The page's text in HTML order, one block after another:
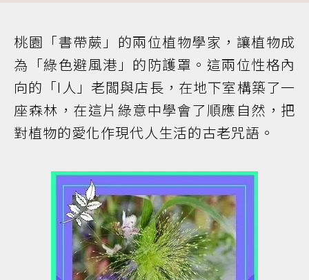
桃園「書帶蕨」的兩位植物學家，讓植物成
為「綠色避風港」的防護罩。這兩位性格內
向的「I人」老闆與店長，在地下室構築了一
座森林，在這片綠意中學會了順應自然，把
對植物的愛化作現代人生活的古老咒語。